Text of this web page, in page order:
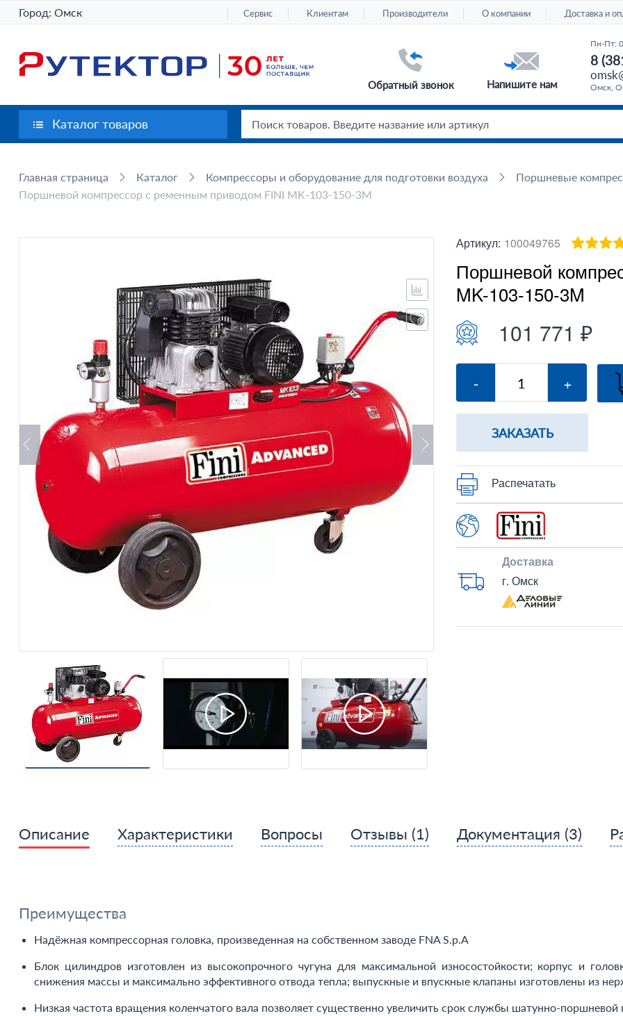
Город: Омск Сервис Клиентам Производители О компании Доставка и
Обратный звонок Напишите нам
Пн-Пт:
8
Омск,
Каталог товаров
Главная страница Каталог Компрессоры и оборудование для подготовки воздуха
Поршневые
Поршневой компрессор с ременным приводом FINI MK-103-150-3M
Артикул: 100049765
Поршневой
MK-103-150-3M
101 771 ₽
- +
ЗАКАЗАТЬ
Распечатать
Доставка
г. Омск
Описание Характеристики Вопросы Отзывы (1) Документация (3)
Преимущества
Надёжная компрессорная головка, произведенная на собственном заводе FNA S.p.A
Блок цилиндров изготовлен из высокопрочного чугуна для максимальной износостойкости; корпус и
снижения массы и максимально эффективного отвода тепла; выпускные и впускные клапаны изготовлены из
Низкая частота вращения коленчатого вала позволяет существенно увеличить срок службы шатунно-поршневой